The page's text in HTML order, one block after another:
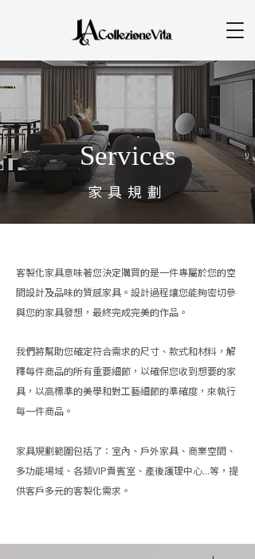
Services
家具規劃
客製化家具意味著您決定購買的是一件專屬於您的空
間設計及品味的質感家具。設計過程讓您能夠密切參
與您的家具發想，最終完成完美的作品。
我們將幫助您確定符合需求的尺寸、款式和材料，解
釋每件商品的所有重要細節，以確保您收到想要的家
具，以高標準的美學和對工藝細節的準確度，來執行
每一件商品。
家具規劃範圍包括了：室內、戶外家具、商業空間、
多功能場域、 各類VIP貴賓室 、產後護理中心...等，​提
供客戶多元的客製化需求。